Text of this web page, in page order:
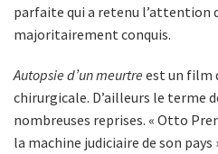
parfaite qui a retenu l’attention
majoritairement conquis.
Autopsie d’un meurtre est un film
chirurgicale. D’ailleurs le terme
nombreuses reprises. « Otto
la machine judiciaire de son pays